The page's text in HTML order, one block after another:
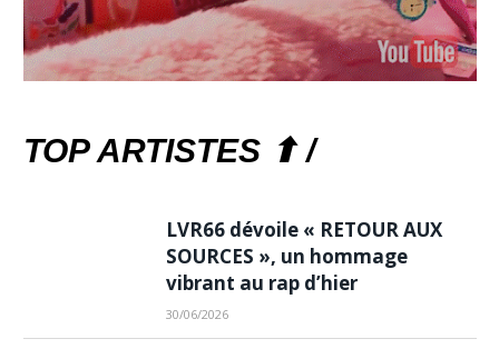
TOP ARTISTES ⬆ /
LVR66 dévoile « RETOUR AUX
SOURCES », un hommage
vibrant au rap d’hier
30/06/2026